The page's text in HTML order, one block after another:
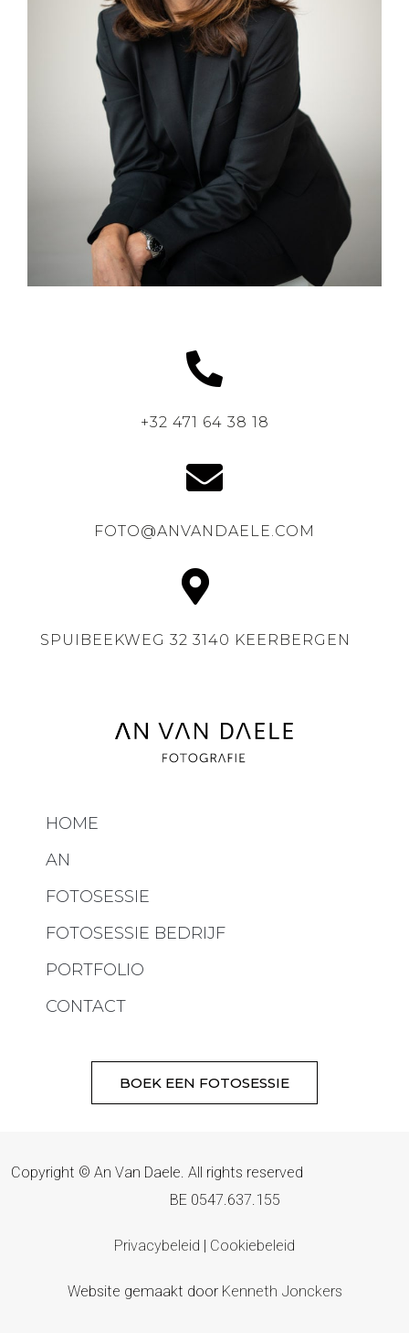
+32 471 64 38 18
FOTO@ANVANDAELE.COM
SPUIBEEKWEG 32 3140 KEERBERGEN
HOME
AN
FOTOSESSIE
FOTOSESSIE BEDRIJF
PORTFOLIO
CONTACT
BOEK EEN FOTOSESSIE
Copyright © An Van Daele. All rights reserved
BE 0547.637.155
Privacybeleid | Cookiebeleid
Website gemaakt door Kenneth Jonckers